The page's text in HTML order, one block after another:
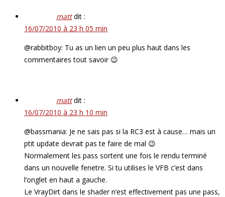
matt dit :
16/07/2010 à 23 h 05 min
@rabbitboy: Tu as un lien un peu plus haut dans les
commentaires tout savoir 😉
matt dit :
16/07/2010 à 23 h 10 min
@bassmania: Je ne sais pas si la RC3 est à cause… mais un
ptit update devrait pas te faire de mal 😉
Normalement les pass sortent une fois le rendu terminé
dans un nouvelle fenetre. Si tu utilises le VFB c’est dans
l’onglet en haut a gauche.
Le VrayDirt dans le shader n’est effectivement pas une pass,